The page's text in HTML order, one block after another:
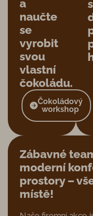
a
naučte
se
vyrobit
svou
vlastní
čokoládu.
Čokoládový
workshop
Zábavné
moderní
prostory –
místě!